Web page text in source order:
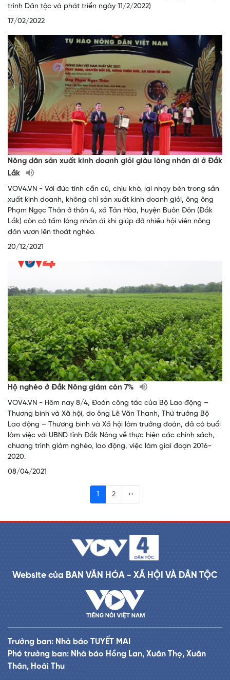
trình Dân tộc và phát triển ngày 11/2/2022)
17/02/2022
Nông dân sản xuất kinh doanh giỏi giàu lòng nhân ái ở Đắk
Lắk
VOV4.VN - Với đức tính cần cù, chịu khó, lại nhạy bén trong sản
xuất kinh doanh, không chỉ sản xuất kinh doanh giỏi, ông ông
Phạm Ngọc Thân ở thôn 4, xã Tân Hòa, huyện Buôn Đôn (Đắk
Lắk) còn có tấm lòng nhân ái khi giúp đỡ nhiều hội viên nông
dân vươn lên thoát nghèo.
20/12/2021
Hộ nghèo ở Đắk Nông giảm còn 7%
VOV4.VN - Hôm nay 8/4, Đoàn công tác của Bộ Lao động –
Thương binh và Xã hội, do ông Lê Văn Thanh, Thứ trưởng Bộ
Lao động – Thương binh và Xã hội làm trưởng đoàn, đã có buổi
làm việc với UBND tỉnh Đắk Nông về thực hiện các chính sách,
chương trình giảm nghèo, lao động, việc làm giai đoạn 2016-
2020.
08/04/2021
1 2 ››
Website của BAN VĂN HÓA - XÃ HỘI VÀ DÂN TỘC
Trưởng ban: Nhà báo TUYẾT MAI
Phó trưởng ban: Nhà báo Hồng Lan, Xuân Thọ, Xuân
Thân, Hoài Thu